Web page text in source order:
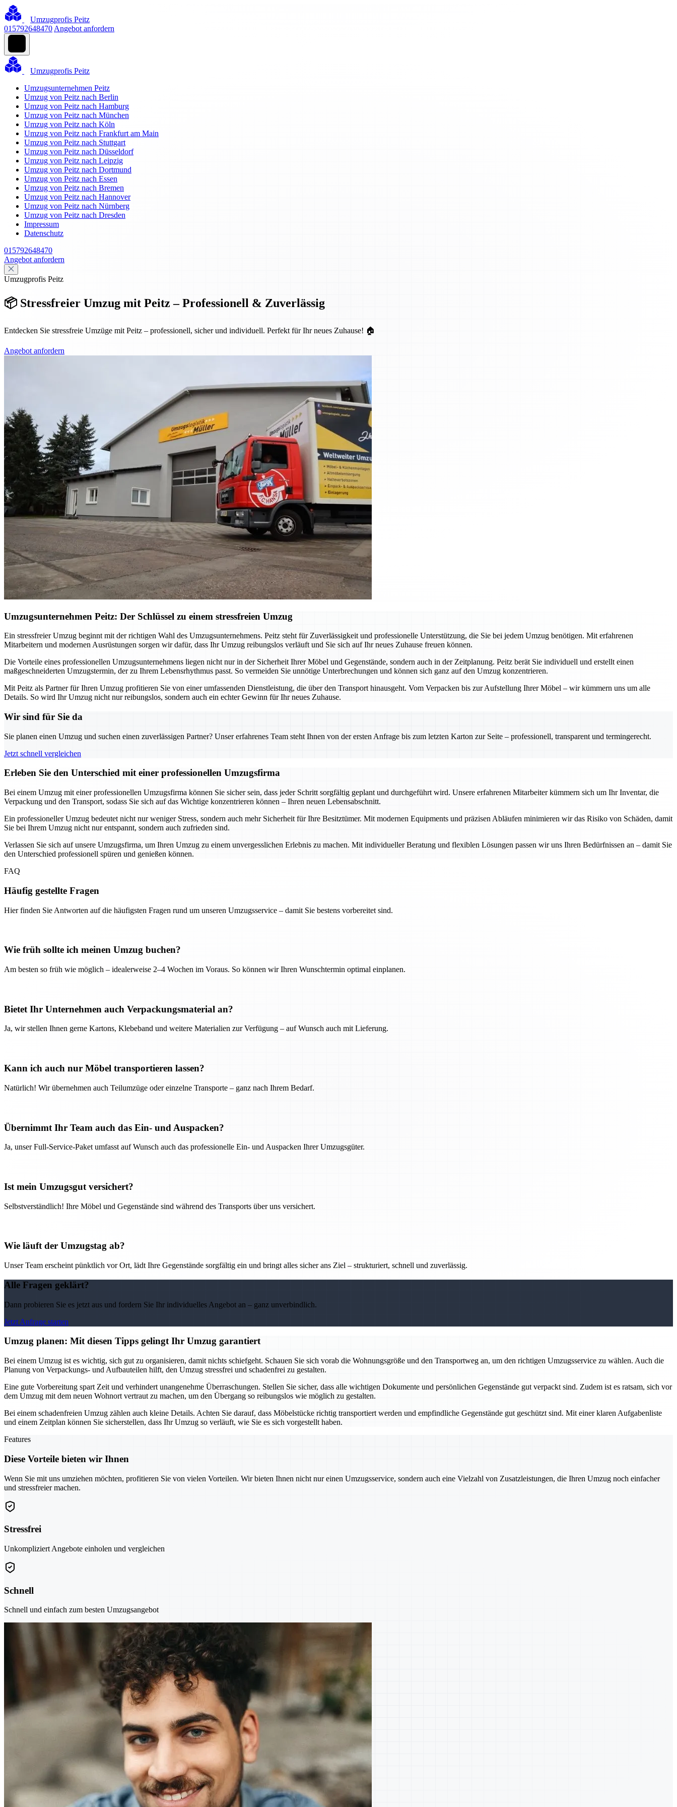
Umzugprofis Peitz
015792648470 Angebot anfordern
Umzugprofis Peitz
Umzugsunternehmen Peitz
Umzug von Peitz nach Berlin
Umzug von Peitz nach Hamburg
Umzug von Peitz nach München
Umzug von Peitz nach Köln
Umzug von Peitz nach Frankfurt am Main
Umzug von Peitz nach Stuttgart
Umzug von Peitz nach Düsseldorf
Umzug von Peitz nach Leipzig
Umzug von Peitz nach Dortmund
Umzug von Peitz nach Essen
Umzug von Peitz nach Bremen
Umzug von Peitz nach Hannover
Umzug von Peitz nach Nürnberg
Umzug von Peitz nach Dresden
Impressum
Datenschutz
015792648470
Angebot anfordern
Umzugprofis Peitz
📦 Stressfreier Umzug mit Peitz – Professionell & Zuverlässig
Entdecken Sie stressfreie Umzüge mit Peitz – professionell, sicher und individuell. Perfekt für Ihr neues Zuhause! 🏠
Angebot anfordern
Umzugsunternehmen Peitz: Der Schlüssel zu einem stressfreien Umzug
Ein stressfreier Umzug beginnt mit der richtigen Wahl des Umzugsunternehmens. Peitz steht für Zuverlässigkeit und professionelle Unterstützung, die Sie bei jedem Umzug benötigen. Mit erfahrenen
Mitarbeitern und modernen Ausrüstungen sorgen wir dafür, dass Ihr Umzug reibungslos verläuft und Sie sich auf Ihr neues Zuhause freuen können.
Die Vorteile eines professionellen Umzugsunternehmens liegen nicht nur in der Sicherheit Ihrer Möbel und Gegenstände, sondern auch in der Zeitplanung. Peitz berät Sie individuell und erstellt einen
maßgeschneiderten Umzugstermin, der zu Ihrem Lebensrhythmus passt. So vermeiden Sie unnötige Unterbrechungen und können sich ganz auf den Umzug konzentrieren.
Mit Peitz als Partner für Ihren Umzug profitieren Sie von einer umfassenden Dienstleistung, die über den Transport hinausgeht. Vom Verpacken bis zur Aufstellung Ihrer Möbel – wir kümmern uns um alle
Details. So wird Ihr Umzug nicht nur reibungslos, sondern auch ein echter Gewinn für Ihr neues Zuhause.
Wir sind für Sie da
Sie planen einen Umzug und suchen einen zuverlässigen Partner? Unser erfahrenes Team steht Ihnen von der ersten Anfrage bis zum letzten Karton zur Seite – professionell, transparent und termingerecht.
Jetzt schnell vergleichen
Erleben Sie den Unterschied mit einer professionellen Umzugsfirma
Bei einem Umzug mit einer professionellen Umzugsfirma können Sie sicher sein, dass jeder Schritt sorgfältig geplant und durchgeführt wird. Unsere erfahrenen Mitarbeiter kümmern sich um Ihr Inventar, die
Verpackung und den Transport, sodass Sie sich auf das Wichtige konzentrieren können – Ihren neuen Lebensabschnitt.
Ein professioneller Umzug bedeutet nicht nur weniger Stress, sondern auch mehr Sicherheit für Ihre Besitztümer. Mit modernen Equipments und präzisen Abläufen minimieren wir das Risiko von Schäden, damit
Sie bei Ihrem Umzug nicht nur entspannt, sondern auch zufrieden sind.
Verlassen Sie sich auf unsere Umzugsfirma, um Ihren Umzug zu einem unvergesslichen Erlebnis zu machen. Mit individueller Beratung und flexiblen Lösungen passen wir uns Ihren Bedürfnissen an – damit Sie
den Unterschied professionell spüren und genießen können.
FAQ
Häufig gestellte Fragen
Hier finden Sie Antworten auf die häufigsten Fragen rund um unseren Umzugsservice – damit Sie bestens vorbereitet sind.
Wie früh sollte ich meinen Umzug buchen?
Am besten so früh wie möglich – idealerweise 2–4 Wochen im Voraus. So können wir Ihren Wunschtermin optimal einplanen.
Bietet Ihr Unternehmen auch Verpackungsmaterial an?
Ja, wir stellen Ihnen gerne Kartons, Klebeband und weitere Materialien zur Verfügung – auf Wunsch auch mit Lieferung.
Kann ich auch nur Möbel transportieren lassen?
Natürlich! Wir übernehmen auch Teilumzüge oder einzelne Transporte – ganz nach Ihrem Bedarf.
Übernimmt Ihr Team auch das Ein- und Auspacken?
Ja, unser Full-Service-Paket umfasst auf Wunsch auch das professionelle Ein- und Auspacken Ihrer Umzugsgüter.
Ist mein Umzugsgut versichert?
Selbstverständlich! Ihre Möbel und Gegenstände sind während des Transports über uns versichert.
Wie läuft der Umzugstag ab?
Unser Team erscheint pünktlich vor Ort, lädt Ihre Gegenstände sorgfältig ein und bringt alles sicher ans Ziel – strukturiert, schnell und zuverlässig.
Alle Fragen geklärt?
Dann probieren Sie es jetzt aus und fordern Sie Ihr individuelles Angebot an – ganz unverbindlich.
Jetzt Anfrage starten
Umzug planen: Mit diesen Tipps gelingt Ihr Umzug garantiert
Bei einem Umzug ist es wichtig, sich gut zu organisieren, damit nichts schiefgeht. Schauen Sie sich vorab die Wohnungsgröße und den Transportweg an, um den richtigen Umzugsservice zu wählen. Auch die
Planung von Verpackungs- und Aufbauteilen hilft, den Umzug stressfrei und schadenfrei zu gestalten.
Eine gute Vorbereitung spart Zeit und verhindert unangenehme Überraschungen. Stellen Sie sicher, dass alle wichtigen Dokumente und persönlichen Gegenstände gut verpackt sind. Zudem ist es ratsam, sich vor
dem Umzug mit dem neuen Wohnort vertraut zu machen, um den Übergang so reibungslos wie möglich zu gestalten.
Bei einem schadenfreien Umzug zählen auch kleine Details. Achten Sie darauf, dass Möbelstücke richtig transportiert werden und empfindliche Gegenstände gut geschützt sind. Mit einer klaren Aufgabenliste
und einem Zeitplan können Sie sicherstellen, dass Ihr Umzug so verläuft, wie Sie es sich vorgestellt haben.
Features
Diese Vorteile bieten wir Ihnen
Wenn Sie mit uns umziehen möchten, profitieren Sie von vielen Vorteilen. Wir bieten Ihnen nicht nur einen Umzugsservice, sondern auch eine Vielzahl von Zusatzleistungen, die Ihren Umzug noch einfacher
und stressfreier machen.
Stressfrei
Unkompliziert Angebote einholen und vergleichen
Schnell
Schnell und einfach zum besten Umzugsangebot